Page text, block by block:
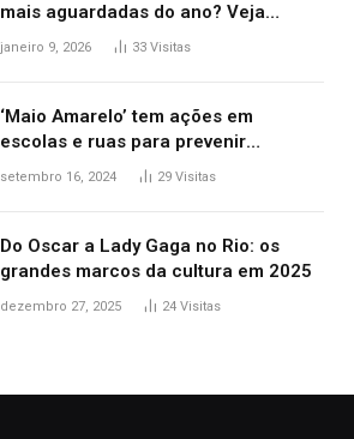
mais aguardadas do ano? Veja
principais lançamentos do cinema
janeiro 9, 2026 33 Visitas
‘Maio Amarelo’ tem ações em
escolas e ruas para prevenir
acidentes no trânsito no AP
setembro 16, 2024 29 Visitas
Do Oscar a Lady Gaga no Rio: os
grandes marcos da cultura em 2025
dezembro 27, 2025 24 Visitas